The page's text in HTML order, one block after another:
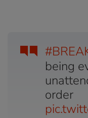
being
order